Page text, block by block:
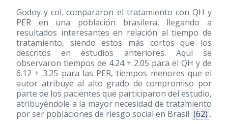
Godoy y col. compararon el tratamiento con QH y
PER en una población brasilera, llegando a
resultados interesantes en relación al tiempo de
tratamiento, siendo estos más cortos que los
descritos en estudios anteriores. Aquí se
observaron tiempos de 4.24 + 2.05 para el QH y de
6.12 + 3.25 para las PER, tiempos menores que el
autor atribuye al alto grado de compromiso por
parte de los pacientes que participaron del estudio,
atribuyéndole a la mayor necesidad de tratamiento
por ser poblaciones de riesgo social en Brasil (62) .